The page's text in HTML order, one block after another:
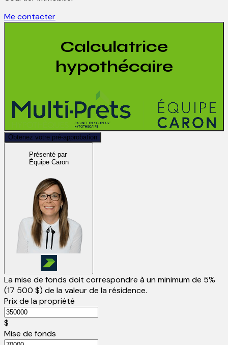
Me contacter
Calculatrice
hypothécaire
Obtenez votre pré-approbation
Présenté par
Équipe Caron
La mise de fonds doit correspondre à un minimum de 5%
(17 500 $) de la valeur de la résidence.
Prix de la propriété
$
Mise de fonds